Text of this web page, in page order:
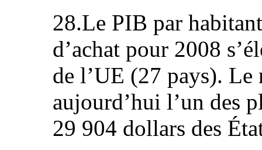
28.Le PIB par
d’achat pour 2008
de l’UE (27 pays). Le
aujourd’hui l’un des
29 904 dollars des